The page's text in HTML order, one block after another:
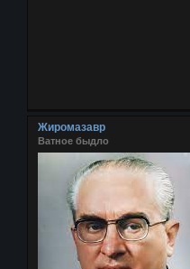
Жиромазавр
Ватное быдло